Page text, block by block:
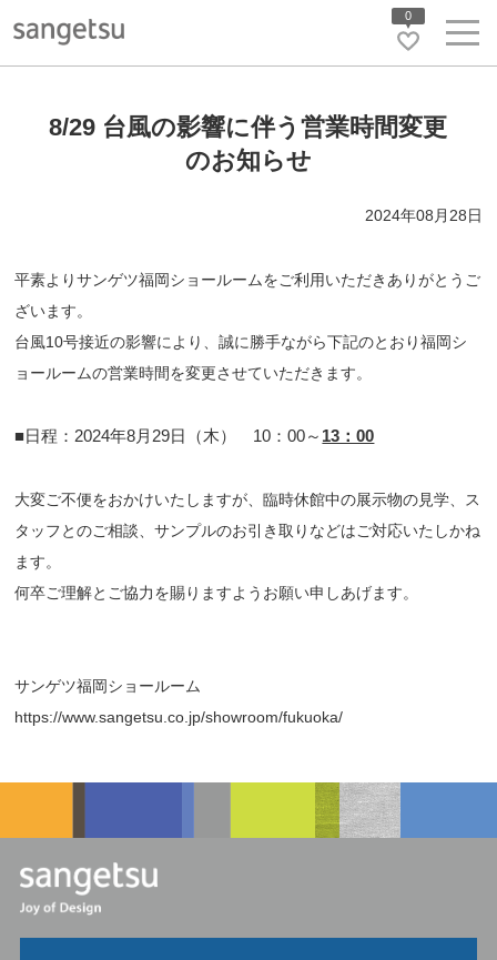
0
8/29 台風の影響に伴う営業時間変更
のお知らせ
2024年08月28日
平素よりサンゲツ福岡ショールームをご利用いただきありがとうご
ざいます。
台風10号接近の影響により、誠に勝手ながら下記のとおり福岡シ
ョールームの営業時間を変更させていただきます。
■日程：2024年8月29日（木） 10：00～ 13：00
大変ご不便をおかけいたしますが、臨時休館中の展示物の見学、ス
タッフとのご相談、サンプルのお引き取りなどはご対応いたしかね
ます。
何卒ご理解とご協力を賜りますようお願い申しあげます。
サンゲツ福岡ショールーム
https://www.sangetsu.co.jp/showroom/fukuoka/